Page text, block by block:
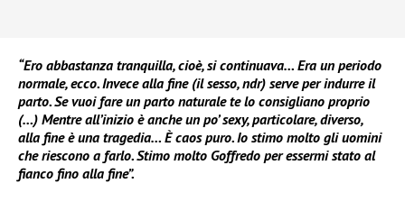
“Ero abbastanza tranquilla, cioè, si continuava… Era un periodo
normale, ecco. Invece alla fine (il sesso, ndr) serve per indurre il
parto. Se vuoi fare un parto naturale te lo consigliano proprio
(…) Mentre all’inizio è anche un po’ sexy, particolare, diverso,
alla fine è una tragedia… È caos puro. Io stimo molto gli uomini
che riescono a farlo. Stimo molto Goffredo per essermi stato al
fianco fino alla fine”.